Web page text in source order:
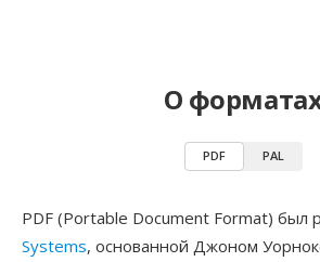
О
PDF PAL
PDF (Portable Document Format) был
Systems, основанной Джоном